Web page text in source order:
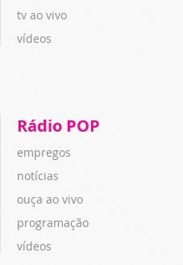
tv ao vivo
vídeos
Rádio POP
empregos
notícias
ouça ao vivo
programação
vídeos